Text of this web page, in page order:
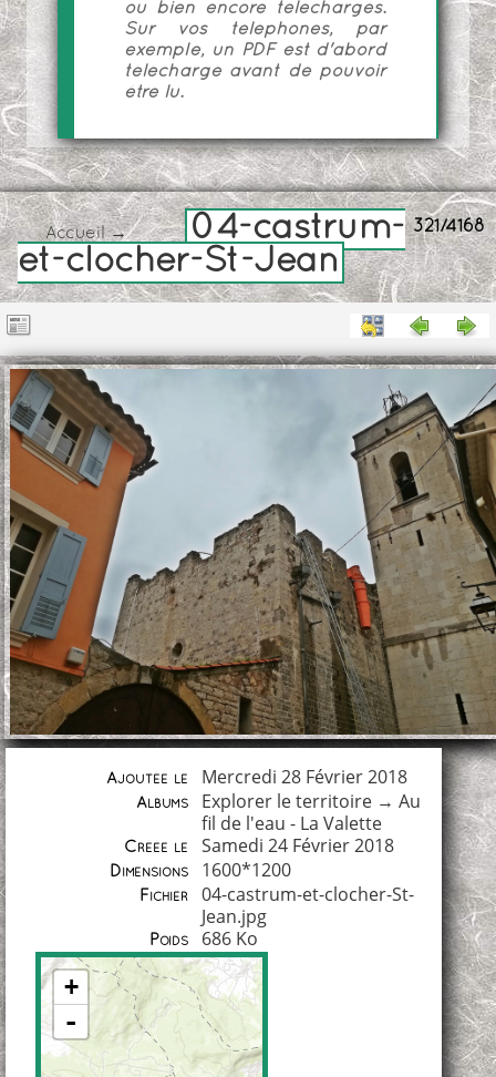
ou bien encore téléchargés.
Sur vos téléphones, par
exemple, un PDF est d'abord
téléchargé avant de pouvoir
être lu.
321/4168
Accueil→
04-castrum-
et-clocher-St-Jean
Ajoutée le Mercredi 28 Février 2018
Albums Explorer le territoire→ Au
fil de l'eau - La Valette
Créée le Samedi 24 Février 2018
Dimensions 1600*1200
Fichier
04-castrum-et-clocher-St-
Jean.jpg
Poids 686 Ko
+
-